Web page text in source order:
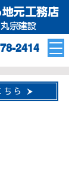
元工務店
宗建設
2414
ら